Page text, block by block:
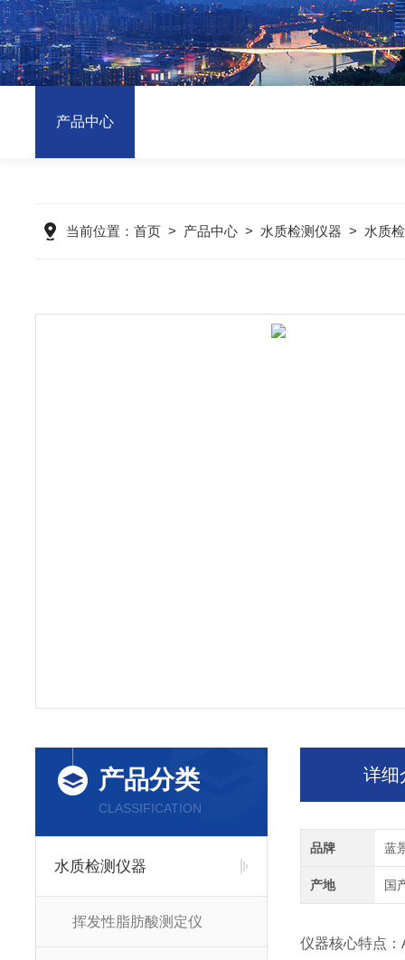
产品中心
当前位置： 首页 > 产品中心 > 水质检测仪器 > 水质
产品分类
CLASSIFICATION
水质检测仪器
挥发性脂肪酸测定仪
详细
品牌 蓝
产地 国
仪器核心特点